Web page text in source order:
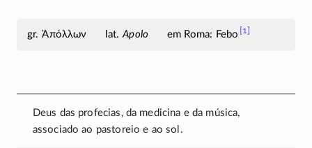
Ἀπόλλων Apolo em Roma: Febo [1]
Deus das profecias, da medicina e da música,
associado ao pastoreio e ao sol.